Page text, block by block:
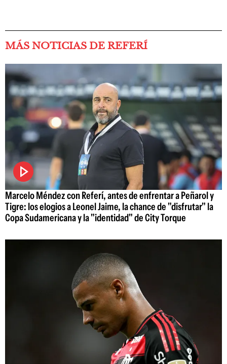
MÁS NOTICIAS DE REFERÍ
Marcelo Méndez con Referí, antes de enfrentar a Peñarol y
Tigre: los elogios a Leonel Jaime, la chance de "disfrutar" la
Copa Sudamericana y la "identidad" de City Torque